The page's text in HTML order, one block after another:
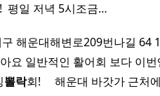
평일 저녁 5시조금…
해운대해변로209번나길 64
요 일반적인 활어회 보다 이
뽈락회! ​ ​ ​ ​ 해운대 바갓가 근처